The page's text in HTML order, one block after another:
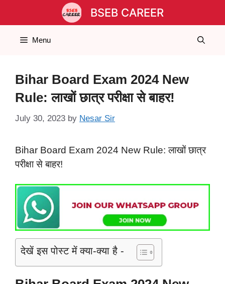
BSEB CAREER
Menu
Bihar Board Exam 2024 New
Rule: लाखों छात्र परीक्षा से बाहर!
July 30, 2023 by Nesar Sir
Bihar Board Exam 2024 New Rule: लाखों छात्र
परीक्षा से बाहर!
देखें इस पोस्ट में क्या-क्या है -